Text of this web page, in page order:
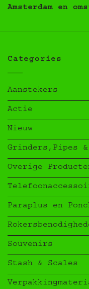
Amsterdam en
Categories
Aanstekers
Actie
Nieuw
Grinders,Pipes &
Overige
Paraplus en
Souvenirs
Stash & Scales